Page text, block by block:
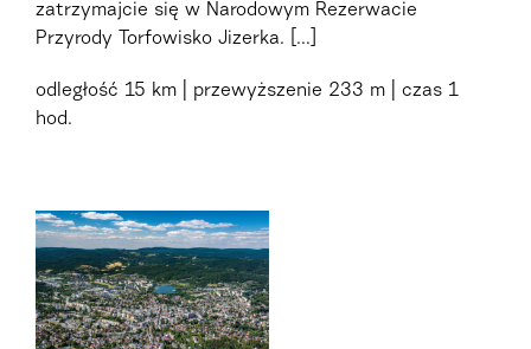
zatrzymajcie się w Narodowym Rezerwacie
Przyrody Torfowisko Jizerka. [...]
odległość 15 km przewyższenie 233 m czas 1
hod.